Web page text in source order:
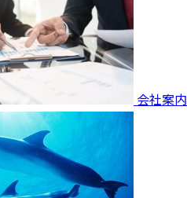
会社案内